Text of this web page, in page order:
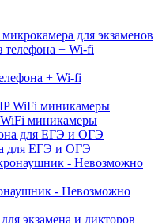
для экзаменов
+ Wi-fi
миникамеры
для ЕГЭ и ОГЭ
- Невозможно